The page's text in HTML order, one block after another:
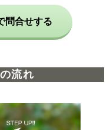
問合せする
流れ